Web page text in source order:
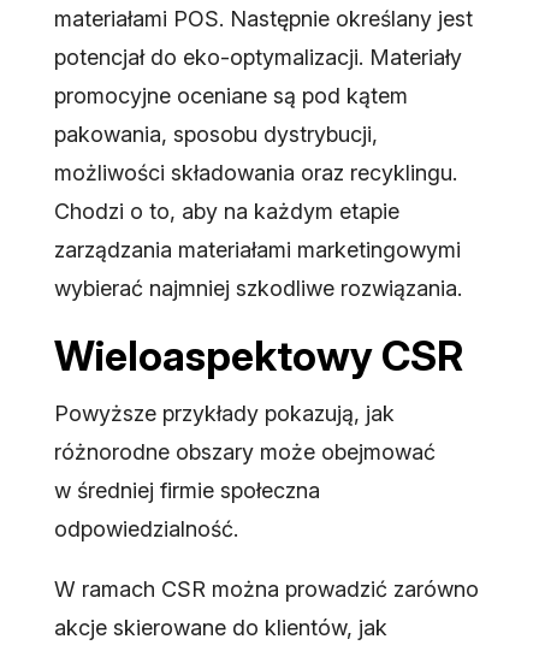
materiałami POS. Następnie określany jest
potencjał do eko-optymalizacji. Materiały
promocyjne oceniane są pod kątem
pakowania, sposobu dystrybucji,
możliwości składowania oraz recyklingu.
Chodzi o to, aby na każdym etapie
zarządzania materiałami marketingowymi
wybierać najmniej szkodliwe rozwiązania.
Wieloaspektowy CSR
Powyższe przykłady pokazują, jak
różnorodne obszary może obejmować
w średniej firmie społeczna
odpowiedzialność.
W ramach CSR można prowadzić zarówno
akcje skierowane do klientów, jak